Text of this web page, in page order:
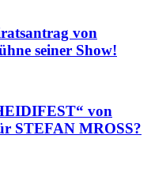
von
seiner Show!
von
STEFAN MROSS?